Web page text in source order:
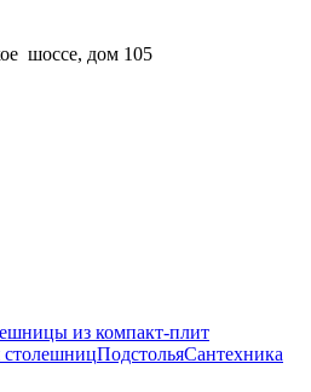
шоссе, дом 105
из компакт-плит
ПодстольяСантехника